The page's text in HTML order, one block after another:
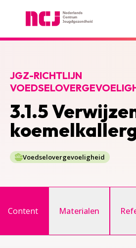
3.1.5
JGZ-RICHTLIJN
Voedselovergevoeligheid
Content Materialen